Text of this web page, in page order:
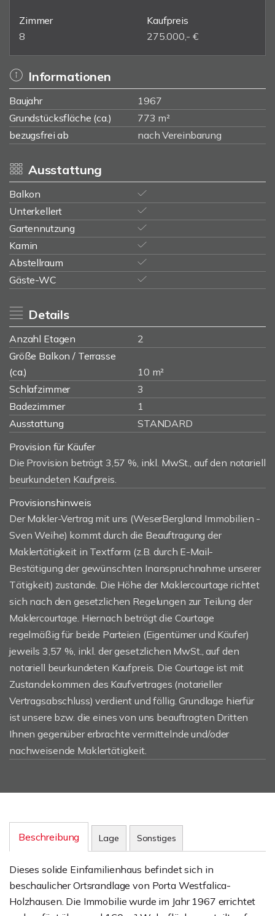
Zimmer
8
Kaufpreis
275.000,- €
Informationen
Baujahr
1967
Grundstücksfläche (ca.)
773 m²
bezugsfrei ab
nach Vereinbarung
Ausstattung
Balkon
Unterkellert
Gartennutzung
Kamin
Abstellraum
Gäste-WC
Details
Anzahl Etagen
2
Größe Balkon / Terrasse
(ca.)
10 m²
Schlafzimmer
3
Badezimmer
1
Ausstattung
STANDARD
Provision für Käufer
Die Provision beträgt 3,57 %, inkl. MwSt., auf den notariell
beurkundeten Kaufpreis.
Provisionshinweis
Der Makler-Vertrag mit uns (WeserBergland Immobilien -
Sven Weihe) kommt durch die Beauftragung der
Maklertätigkeit in Textform (z.B. durch E-Mail-
Bestätigung der gewünschten Inanspruchnahme unserer
Tätigkeit) zustande. Die Höhe der Maklercourtage richtet
sich nach den gesetzlichen Regelungen zur Teilung der
Maklercourtage. Hiernach beträgt die Courtage
regelmäßig für beide Parteien (Eigentümer und Käufer)
jeweils 3,57 %, inkl. der gesetzlichen MwSt., auf den
notariell beurkundeten Kaufpreis. Die Courtage ist mit
Zustandekommen des Kaufvertrages (notarieller
Vertragsabschluss) verdient und fällig. Grundlage hierfür
ist unsere bzw. die eines von uns beauftragten Dritten
Ihnen gegenüber erbrachte vermittelnde und/oder
nachweisende Maklertätigkeit.
Beschreibung Lage Sonstiges
Dieses solide Einfamilienhaus befindet sich in
beschaulicher Ortsrandlage von Porta Westfalica-
Holzhausen. Die Immobilie wurde im Jahr 1967 errichtet